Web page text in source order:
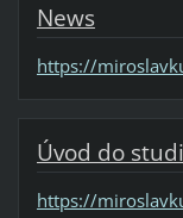
News
https://
Úvod do
https://